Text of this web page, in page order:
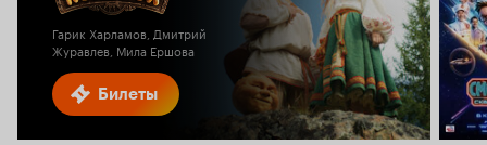
Билеты
Гарик Харламов, Дмитрий
Журавлев, Мила Ершова